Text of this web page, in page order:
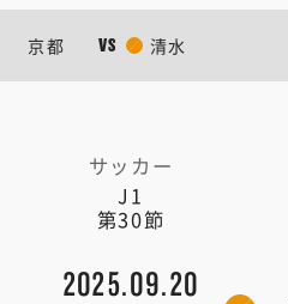
京都 VS 清水
サッカー
J1
第30節
2025.09.20